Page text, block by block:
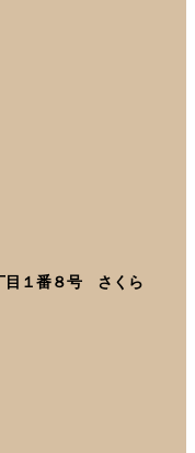
目１番８号 さくら